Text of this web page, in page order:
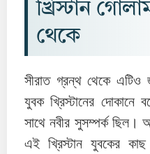
খ্রিস্টান
থেকে
সীরাত গ্রন্থ থেকে এটিও
যুবক খ্রিস্টানের দোকানে
সাথে নবীর সুসম্পর্ক ছিল।
এই খ্রিস্টান যুবকের কাছ